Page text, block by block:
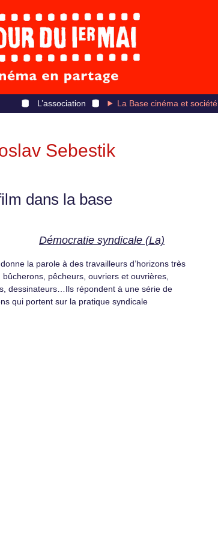
L’association La Base cinéma et société
Sebestik
dans la base
Démocratie syndicale (La)
la parole à des travailleurs d’horizons très
bûcherons, pêcheurs, ouvriers et ouvrières,
dessinateurs…Ils répondent à une série de
qui portent sur la pratique syndicale